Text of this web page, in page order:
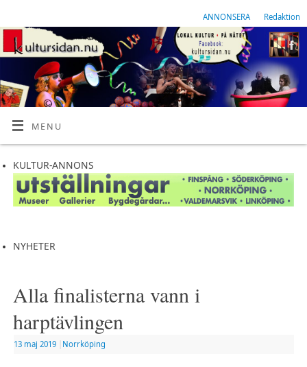
ANNONSERA Redaktion
MENU
KULTUR-ANNONS
NYHETER
Alla finalisterna vann i
harptävlingen
13 maj 2019 Norrköping